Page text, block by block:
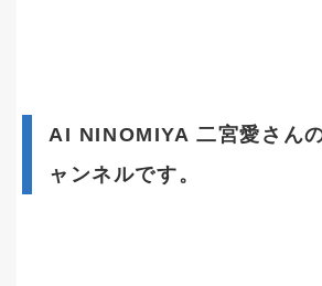
AI NINOMIYA 二宮愛さん
ャンネルです。